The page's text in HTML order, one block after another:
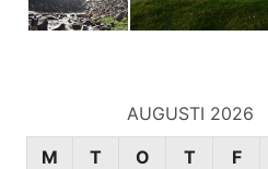
AUGUSTI 2026
M
T O T F